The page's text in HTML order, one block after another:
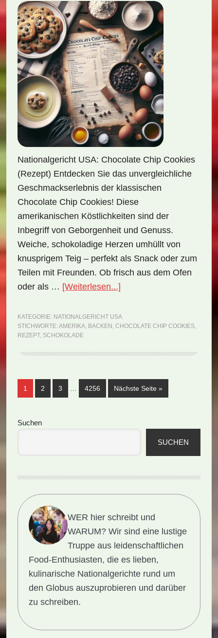
Nationalgericht USA: Chocolate Chip Cookies
(Rezept) Entdecken Sie das unvergleichliche
Geschmackserlebnis der klassischen
Chocolate Chip Cookies! Diese
amerikanischen Köstlichkeiten sind der
Inbegriff von Geborgenheit und Genuss.
Weiche, schokoladige Herzen umhüllt von
knusprigem Teig – perfekt als Snack oder zum
Teilen mit Freunden. Ob frisch aus dem Ofen
oder als … [Weiterlesen...]ÜberNationalgericht
Chocolate
Chip
(Rezept)
KATEGORIE: NATIONALGERICHT USA
STICHWORTE: AMERIKA, BACKEN , CHOCOLATE CHIP COOKIES,
REZEPT, SCHOKOLADE
Seite
1 Seite
2 Seite
3 Seite
4256 Nächste Seite aufrufen
»
Seitenspalte
Suchen
SUCHEN
WER hier schreibt und
WARUM? Wir sind eine lustige
Truppe aus leidenschaftlichen
Food-Enthusiasten, die es lieben,
kulinarische Nationalgerichte rund um
den Globus auszuprobieren und darüber
zu schreiben.